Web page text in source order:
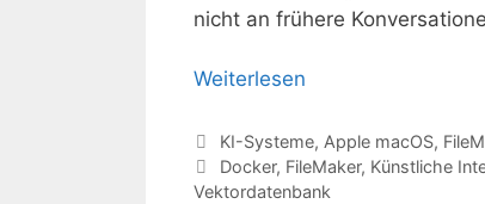
nicht an frühere
Weiterlesen
Kategorien
KI-Systeme, Apple macOS,
Schlagwörter
Docker, FileMaker, Künstliche
Vektordatenbank